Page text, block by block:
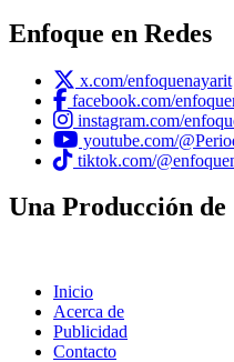
Enfoque en Redes
x.com/enfoquenayarit
facebook.com/
instagram.com/
youtube.com/
tiktok.com/
Una Producción de
Inicio
Acerca de
Publicidad
Contacto